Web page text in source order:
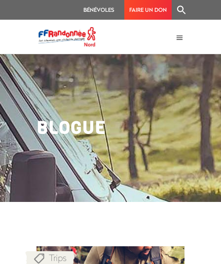
BÉNÉVOLES FAIRE UN DON
BLOGUE
Trips